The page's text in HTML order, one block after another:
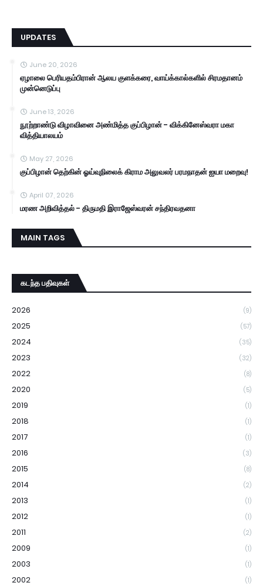
UPDATES
June 20, 2026
ஏழாலை பெரியதம்பிரான் ஆலய குளக்கரை, வாய்க்கால்களில் சிரமதானம்
முன்னெடுப்பு
June 13, 2026
நூற்றாண்டு விழாவினை அண்மித்த குப்பிழான் - விக்கினேஸ்வரா மகா
வித்தியாலயம்
May 27, 2026
குப்பிழான் தெற்கின் ஓய்வுநிலைக் கிராம அலுவலர் பரமநாதன் ஐயா மறைவு!
April 07, 2026
மரண அறிவித்தல் - திருமதி இராஜேஸ்வரன் சந்திரவதனா
MAIN TAGS
கடந்த பதிவுகள்
2026 (9)
2025 (57)
2024 (35)
2023 (32)
2022 (8)
2020 (5)
2019 (1)
2018 (1)
2017 (1)
2016 (3)
2015 (8)
2014 (2)
2013 (1)
2012 (1)
2011 (2)
2009 (1)
2003 (1)
2002 (1)